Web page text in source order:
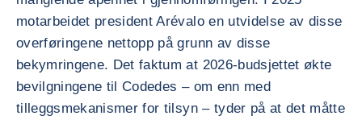
motarbeidet president Arévalo en utvidelse av disse
overføringene nettopp på grunn av disse
bekymringene. Det faktum at 2026-budsjettet økte
bevilgningene til Codedes – om enn med
tilleggsmekanismer for tilsyn – tyder på at det måtte